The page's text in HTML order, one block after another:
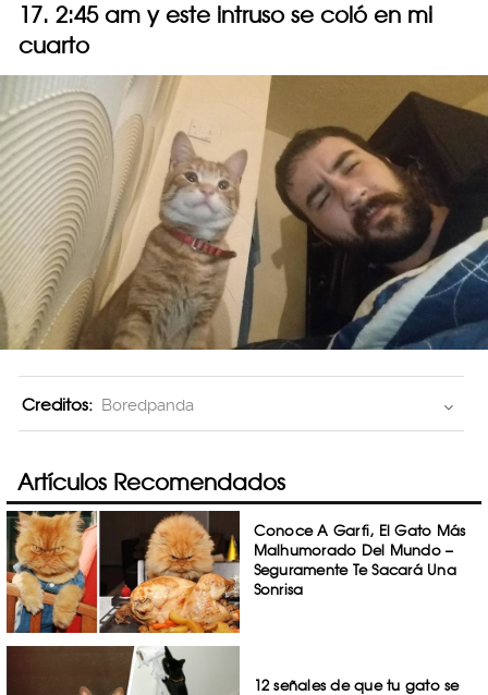
17. 2:45 am y este intruso se coló en mi
cuarto
Creditos: Boredpanda
Artículos Recomendados
Conoce A Garfi, El Gato Más
Malhumorado Del Mundo –
Seguramente Te Sacará Una
Sonrisa
12 señales de que tu gato se